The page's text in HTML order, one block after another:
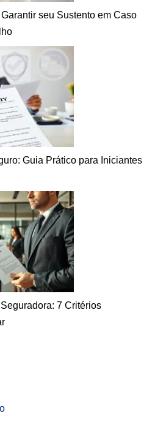
seu Sustento em Caso
Guia Prático para Iniciantes
7 Critérios